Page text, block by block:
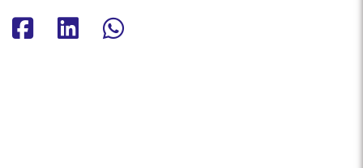
Jaa Facebookissa
Jaa Linkedinissä
Jaa Whatsappissa